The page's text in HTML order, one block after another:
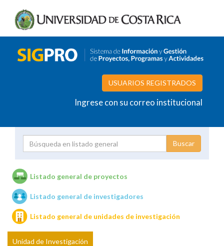
USUARIOS REGISTRADOS
Ingrese con su correo institucional
Unidades de investigación
Listado general de proyectos
Listado general de investigadores
Listado general de unidades de investigación
Unidad de Investigación